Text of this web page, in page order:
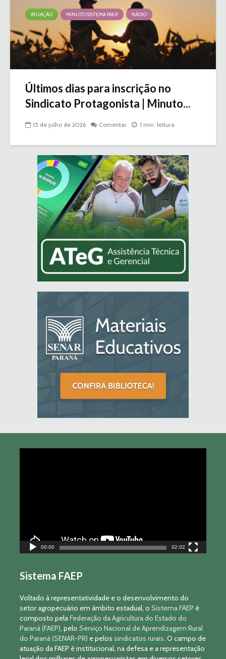
ATUAÇÃO MINUTO SISTEMA FAEP RÁDIO
Últimos dias para inscrição no
Sindicato Protagonista | Minuto...
15 de julho de 2026 Comentar 1 min. leitura
00:00 02:02
Sistema FAEP
Voltado à representatividade e o desenvolvimento do
setor agropecuário em âmbito estadual, o Sistema FAEP é
composto pelaFederação da Agricultura do Estado do
Paraná (FAEP), pelo Serviço Nacional de Aprendizagem Rural
do Paraná (SENAR-PR) e pelos sindicatos rurais. O campo de
atuação da FAEP é institucional, na defesa e a representação